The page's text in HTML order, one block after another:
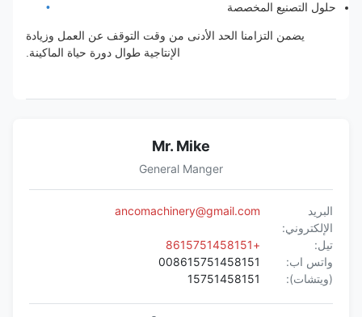
حلول التصنيع المخصصة
يضمن التزامنا الحد الأدنى من وقت التوقف عن العمل وزيادة
الإنتاجية طوال دورة حياة الماكينة.
Mr. Mike
General Manger
الإلكتروني:
ancomachinery@gmail.com
واتس اب:
008615751458151
(ويتشات):
15751458151